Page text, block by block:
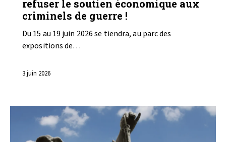
refuser le soutien économique aux
criminels de guerre !
Du 15 au 19 juin 2026 se tiendra, au parc des
expositions de…
3 juin 2026